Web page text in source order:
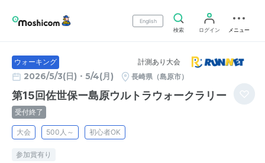
English
検索
ログイン メニュー
ウォーキング 計測あり大会
2026/5/3(日)・5/4(月) 長崎県（島原市）
第15回佐世保ー島原ウルトラウォークラリー
受付終了
大会 500人～ 初心者OK
参加賞有り